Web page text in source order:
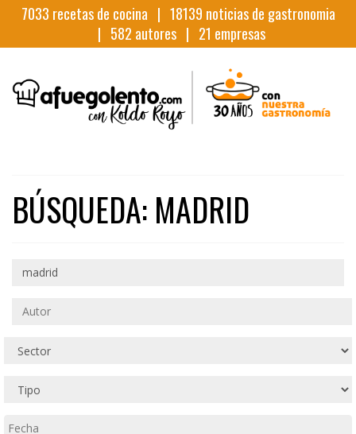
7033 recetas de cocina | 18139 noticias de gastronomia
| 582 autores | 21 empresas
BÚSQUEDA: MADRID